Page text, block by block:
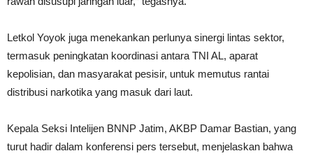
Letkol Yoyok juga menekankan perlunya sinergi lintas sektor,
termasuk peningkatan koordinasi antara TNI AL, aparat
kepolisian, dan masyarakat pesisir, untuk memutus rantai
distribusi narkotika yang masuk dari laut.
Kepala Seksi Intelijen BNNP Jatim, AKBP Damar Bastian, yang
turut hadir dalam konferensi pers tersebut, menjelaskan bahwa